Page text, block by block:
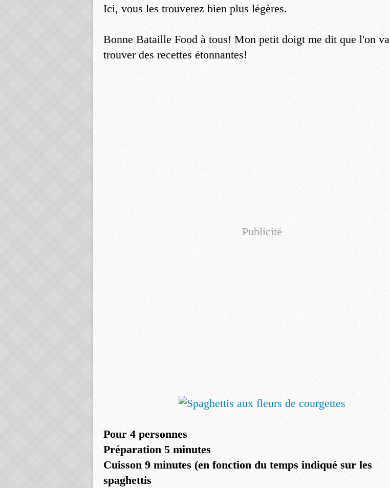
Ici, vous les trouverez bien plus légères.
Bonne Bataille Food à tous! Mon petit doigt me dit que l'on va
trouver des recettes étonnantes!
Publicité
Pour 4 personnes
Préparation 5 minutes
Cuisson 9 minutes (en fonction du temps indiqué sur les
spaghettis